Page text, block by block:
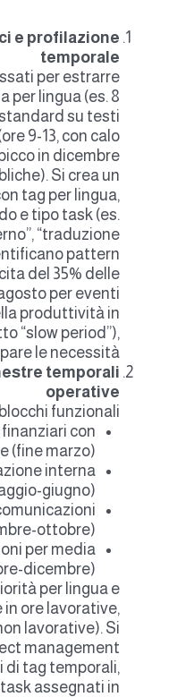
e profilazione
temporale
per estrarre
per lingua (es. 8
su testi
9-13, con calo
in dicembre
Si crea un
tag per lingua,
e tipo task (es.
“traduzione
pattern
del 35% delle
per eventi
produttività in
“slow period”),
le necessità.
temporali
operative
funzionali:
con
(fine marzo)
interna
giugno)
ottobre)
per media
dicembre)
per lingua e
ore lavorative,
lavorative). Si
management
di tag temporali,
assegnati in